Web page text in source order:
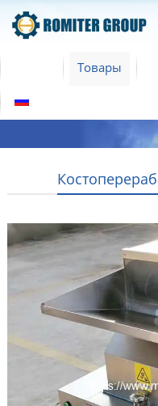
Товары